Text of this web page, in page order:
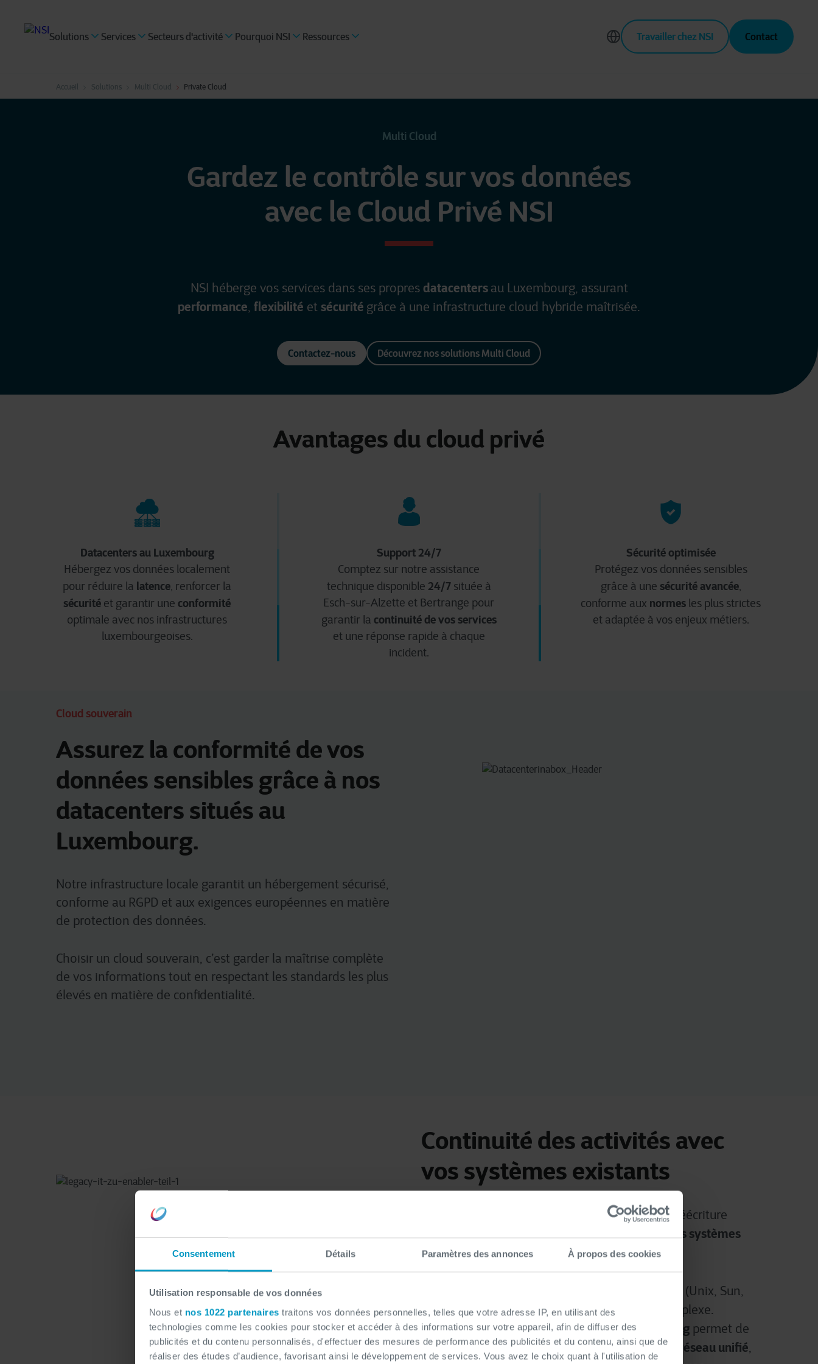
Consentement Détails Paramètres des annonces À propos des cookies
Utilisation responsable de vos données
Nous et nos 1022 partenaires traitons vos données personnelles, telles que votre adresse IP, en utilisant des
technologies comme les cookies pour stocker et accéder à des informations sur votre appareil, afin de diffuser des
publicités et du contenu personnalisés, d'effectuer des mesures de performance des publicités et du contenu, ainsi que de
réaliser des études d’audience, favorisant ainsi le développement de services. Vous avez le choix quant à l'utilisation de
Solutions Services Secteurs d'activité Pourquoi NSI Ressources Travailler chez NSI Contact
Accueil Solutions Multi Cloud Private Cloud
Multi Cloud
Gardez le contrôle sur vos données
avec le Cloud Privé NSI
NSI héberge vos services dans ses propres datacenters au Luxembourg, assurant
performance, flexibilité et sécurité grâce à une infrastructure cloud hybride maîtrisée.
Contactez-nous Découvrez nos solutions Multi Cloud
Datacenters au Luxembourg
Hébergez vos données localement
pour réduire la latence, renforcer la
sécurité et garantir une conformité
optimale avec nos infrastructures
luxembourgeoises.
Support 24/7
Comptez sur notre assistance
technique disponible 24/7située à
Esch-sur-Alzette et Bertrange pour
garantir la continuité de vos services
et une réponse rapide à chaque
incident.
Sécurité optimisée
Protégez vos données sensibles
grâce à une sécurité avancée,
conforme aux normes les plus strictes
et adaptée à vos enjeux métiers.
Avantages du cloud privé
Cloud souverain
Assurez la conformité de vos
données sensibles grâce à nos
datacenters situés au
Luxembourg.
Notre infrastructure locale garantit un hébergement sécurisé,
conforme au RGPD et aux exigences européennes en matière
de protection des données.
Choisir un cloud souverain, c’est garder la maîtrise complète
de vos informations tout en respectant les standards les plus
élevés en matière de confidentialité.
Continuité des activités avec
vos systèmes existants
continuité de vos opérationssans réécriture
coûteuse grâce à notrecloud compatible avec les systèmes
legacy.
(Unix, Sun,
HPE, IBM) vers uncloud publicpeut s’avérer complexe.
L’infrastructure cloud hybridedeNSI Luxembourg permet de
les héberger dans unmême datacenter , sur un réseau unifié,